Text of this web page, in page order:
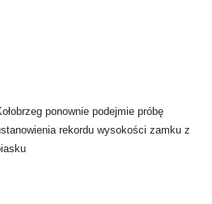
ponownie podejmie próbę
rekordu wysokości zamku z